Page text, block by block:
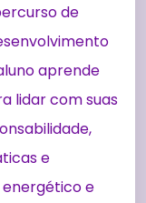
de
aprende
lidar com suas
e
e